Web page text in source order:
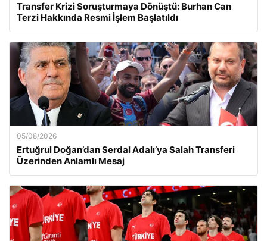
Transfer Krizi Soruşturmaya Dönüştü: Burhan Can
Terzi Hakkında Resmi İşlem Başlatıldı
05/08/2026
Ertuğrul Doğan’dan Serdal Adalı’ya Salah Transferi
Üzerinden Anlamlı Mesaj